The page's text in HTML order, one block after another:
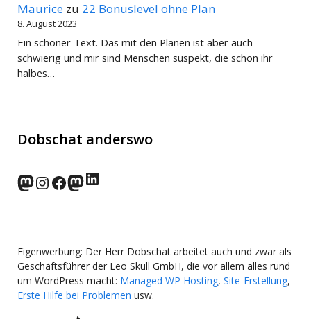
Maurice zu 22 Bonuslevel ohne Plan
8. August 2023
Ein schöner Text. Das mit den Plänen ist aber auch
schwierig und mir sind Menschen suspekt, die schon ihr
halbes…
Dobschat anderswo
norden.social
Instagram
Facebook
wp-punks.social
LinkedIn
Eigenwerbung: Der Herr Dobschat arbeitet auch und zwar als
Geschäftsführer der Leo Skull GmbH, die vor allem alles rund
um WordPress macht: Managed WP Hosting, Site-Erstellung,
Erste Hilfe bei Problemen usw.